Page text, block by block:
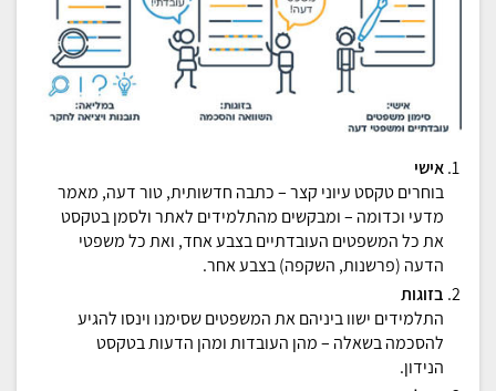
אישי
בוחרים טקסט עיוני קצר – כתבה חדשותית, טור דעה, מאמר
מדעי וכדומה – ומבקשים מהתלמידים לאתר ולסמן בטקסט
את כל המשפטים העובדתיים בצבע אחד, ואת כל משפטי
הדעה (פרשנות, השקפה) בצבע אחר.
בזוגות
התלמידים ישוו ביניהם את המשפטים שסימנו וינסו להגיע
להסכמה בשאלה – מהן העובדות ומהן הדעות בטקסט
הנידון.